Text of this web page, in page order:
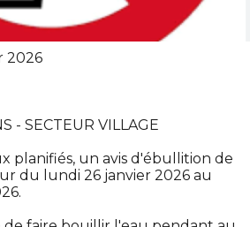
2026
- SECTEUR VILLAGE
planifiés, un avis d'ébullition de
du lundi 26 janvier 2026 au